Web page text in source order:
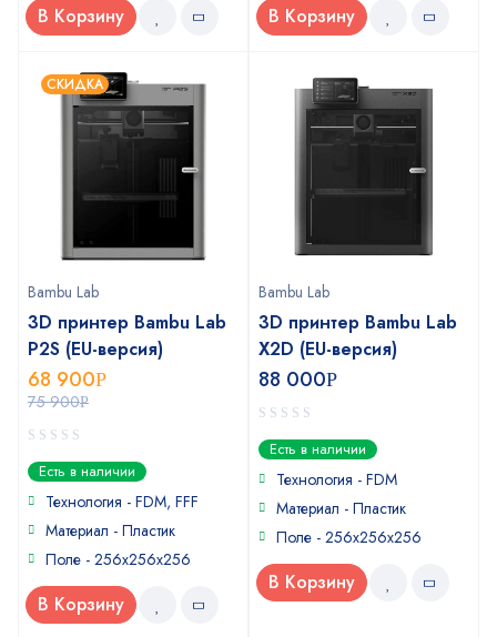
В Корзину В Корзину
СКИДКА
Bambu Lab
3D принтер Bambu Lab
P2S (EU-версия)
75 900Р
68 900Р
0
out
of
Есть в наличии
Технология - FDM, FFF
Материал - Пластик
Поле - 256х256х256
В Корзину
Bambu Lab
3D принтер Bambu Lab
X2D (EU-версия)
88 000Р
0
out
of
Есть в наличии
Технология - FDM
Материал - Пластик
Поле - 256x256x256
В Корзину